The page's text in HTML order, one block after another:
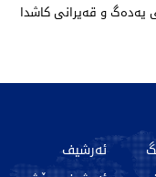
یەدەگ و قەیرانی کاشدا
ئەرشیف